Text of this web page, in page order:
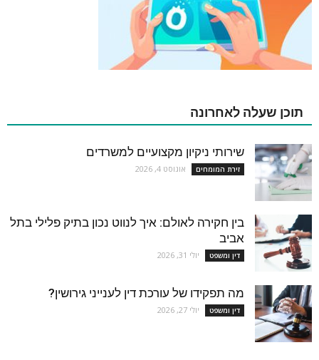
תוכן שעלה לאחרונה
שירותי ניקיון מקצועיים למשרדים
זירת המומחים אוגוסט 4, 2026
בין חקירה לאולם: איך לנווט נכון בתיק פלילי בתל
אביב
דין ומשפט יולי 31, 2026
מה תפקידו של עורכת דין לענייני גירושין?
דין ומשפט יולי 27, 2026